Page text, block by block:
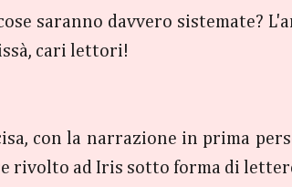
saranno davvero sistemate?
cari lettori!
con la narrazione in prima
rivolto ad Iris sotto forma di